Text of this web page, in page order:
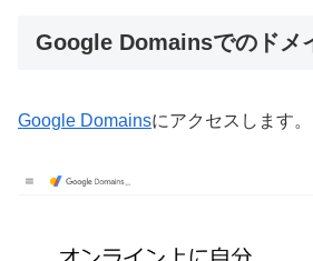
Google Domainsでのドメ
Google Domainsにアクセスします。